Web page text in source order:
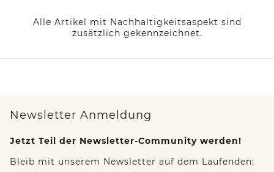
Alle Artikel mit Nachhaltigkeitsaspekt sind
zusätzlich gekennzeichnet.
Newsletter Anmeldung
Jetzt Teil der Newsletter-Community werden!
Bleib mit unserem Newsletter auf dem Laufenden: